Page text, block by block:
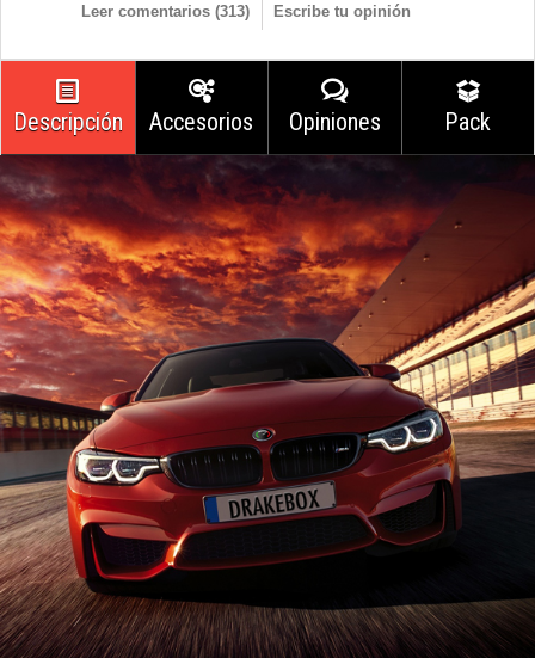
Leer comentarios (313) Escribe tu opinión
Descripción Accesorios Opiniones Pack